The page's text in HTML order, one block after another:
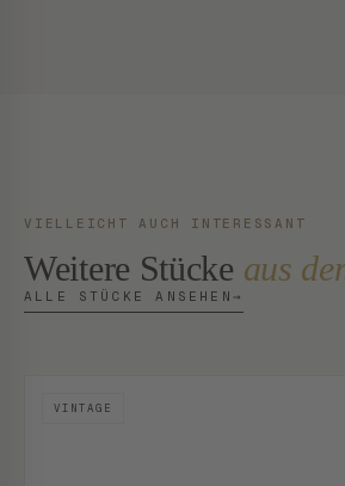
VIELLEICHT AUCH INTERESSANT
Weitere Stücke aus
ALLE STÜCKE ANSEHEN →
VINTAGE